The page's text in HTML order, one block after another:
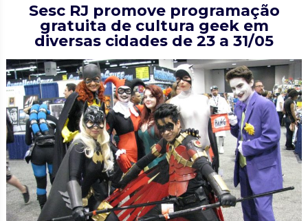
Sesc RJ promove programação
gratuita de cultura geek em
diversas cidades de 23 a 31/05